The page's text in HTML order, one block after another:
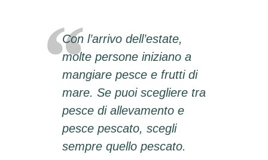
Con l’arrivo dell’estate,
molte persone iniziano a
mangiare pesce e frutti di
mare. Se puoi scegliere tra
pesce di allevamento e
pesce pescato, scegli
sempre quello pescato.